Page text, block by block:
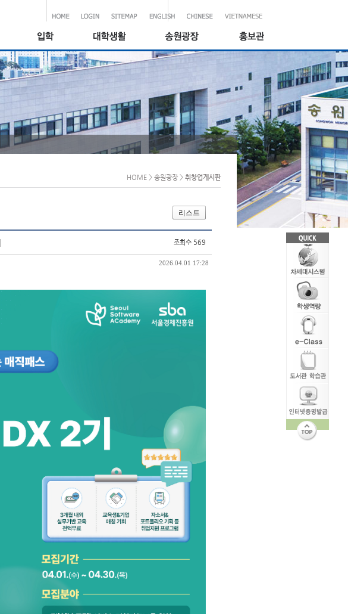
HOME > 송원광장 > 취창업게시판
리스트
조회수 569
2026.04.01 17:28